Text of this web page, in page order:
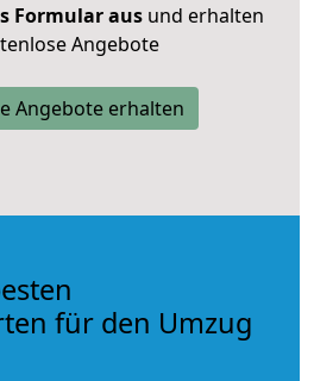
Formular ausund erhalten
Angebote
Angebote erhalten
für den Umzug